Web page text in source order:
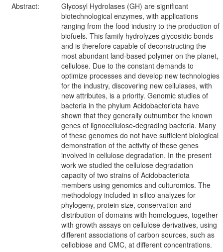
Abstract:
Glycosyl Hydrolases (GH) are significant
biotechnological enzymes, with applications
ranging from the food industry to the production of
biofuels. This family hydrolyzes glycosidic bonds
and is therefore capable of deconstructing the
most abundant land-based polymer on the planet,
cellulose. Due to the constant demands to
optimize processes and develop new technologies
for the industry, discovering new cellulases, with
new attributes, is a priority. Genomic studies of
bacteria in the phylum Acidobacteriota have
shown that they generally outnumber the known
genes of lignocellulose-degrading bacteria. Many
of these genomes do not have sufficient biological
demonstration of the activity of these genes
involved in cellulose degradation. In the present
work we studied the cellulose degradation
capacity of two strains of Acidobacteriota
members using genomics and culturomics. The
methodology included in silico analyzes for
phylogeny, protein size, conservation and
distribution of domains with homologues, together
with growth assays on cellulose derivatives, using
different associations of carbon sources, such as
cellobiose and CMC, at different concentrations.